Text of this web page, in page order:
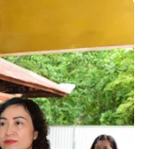
hành động.
nông nghiệp
vào nâng
chuỗi giá trị